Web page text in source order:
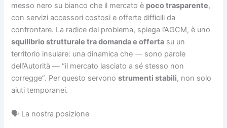
messo nero su bianco che il mercato è poco trasparente,
con servizi accessori costosi e offerte difficili da
confrontare. La radice del problema, spiega l’AGCM, è uno
squilibrio strutturale tra domanda e offerta su un
territorio insulare: una dinamica che — sono parole
dell’Autorità — “il mercato lasciato a sé stesso non
corregge”. Per questo servonostrumenti stabili, non solo
aiuti temporanei.
🗣️ La nostra posizione